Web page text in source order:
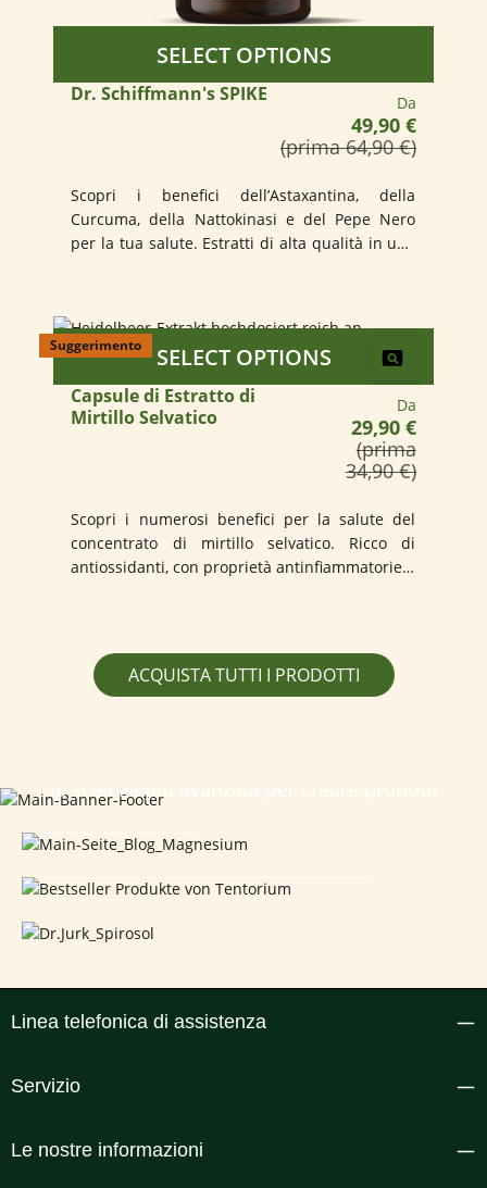
SELECT OPTIONS
Dr. Schiffmann's SPIKE Prezzo
Da
49,90 €
(prima 64,90 €)
Scopri i benefici dell’Astaxantina, della
Curcuma, della Nattokinasi e del Pepe Nero
per la tua salute. Estratti di alta qualità in una
Suggerimento SELECT OPTIONS
Capsule di Estratto di
Mirtillo Selvatico
Prezzo
Da
29,90 €
(prima
34,90 €)
Scopri i numerosi benefici per la salute del
concentrato di mirtillo selvatico. Ricco di
antiossidanti, con proprietà antinfiammatorie e
ACQUISTA TUTTI I PRODOTTI
Chi siamo Da Heilnatura, combiniamo il meglio della natura con
Chi Siamo
la scienza più avanzata per creare prodotti
che
promuovono la salute e la felicità.
Mehr Erfahren
Mehr Erfahren
Augengesundheit nach Prof. Zhdanov
Augengesundheit nach Prof.
Zhdanov
Scopri di più
Linea telefonica di assistenza
Servizio
Le nostre informazioni